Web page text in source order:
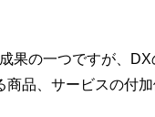
の一つですが、DX
商品、サービスの付